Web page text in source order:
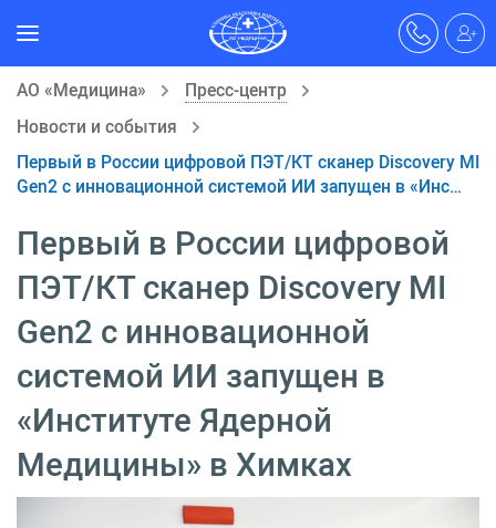
АО «Медицина»
Пресс-центр
Новости и события
Первый в России цифровой ПЭТ/КТ сканер Discovery MI
Gen2 с инновационной системой ИИ запущен в «Инс…
Первый в России цифровой
ПЭТ/КТ сканер Discovery MI
Gen2 с инновационной
системой ИИ запущен в
«Институте Ядерной
Медицины» в Химках